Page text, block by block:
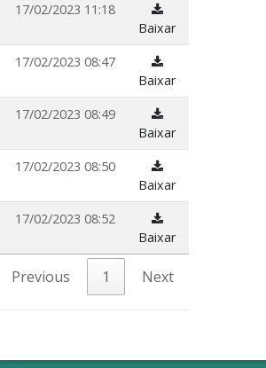
17/02/2023 11:18
Baixar
17/02/2023 08:47
Baixar
17/02/2023 08:49
Baixar
17/02/2023 08:50
Baixar
17/02/2023 08:52
Baixar
Previous 1 Next